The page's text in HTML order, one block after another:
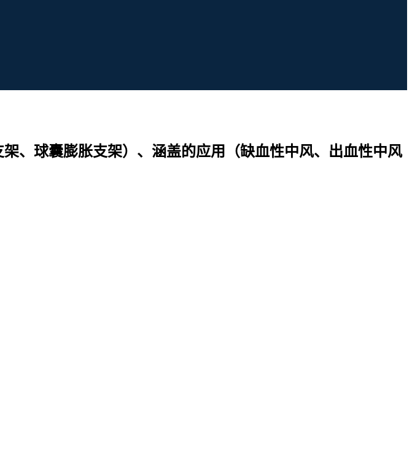
、球囊膨胀支架）、涵盖的应用（缺血性中风、出血性中风